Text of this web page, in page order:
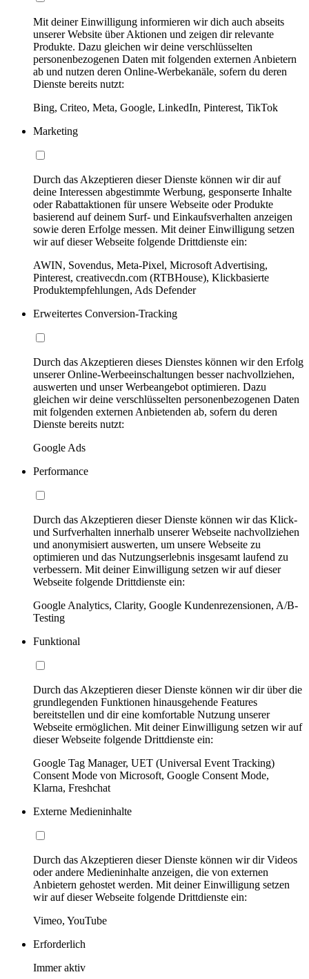
Mit deiner Einwilligung informieren wir dich auch abseits
unserer Website über Aktionen und zeigen dir relevante
Produkte. Dazu gleichen wir deine verschlüsselten
personenbezogenen Daten mit folgenden externen Anbietern
ab und nutzen deren Online-Werbekanäle, sofern du deren
Dienste bereits nutzt:
Bing, Criteo, Meta, Google, LinkedIn, Pinterest, TikTok
Marketing
Durch das Akzeptieren dieser Dienste können wir dir auf
deine Interessen abgestimmte Werbung, gesponserte Inhalte
oder Rabattaktionen für unsere Webseite oder Produkte
basierend auf deinem Surf- und Einkaufsverhalten anzeigen
sowie deren Erfolge messen. Mit deiner Einwilligung setzen
wir auf dieser Webseite folgende Drittdienste ein:
AWIN, Sovendus, Meta-Pixel, Microsoft Advertising,
Pinterest, creativecdn.com (RTBHouse), Klickbasierte
Produktempfehlungen, Ads Defender
Erweitertes Conversion-Tracking
Durch das Akzeptieren dieses Dienstes können wir den Erfolg
unserer Online-Werbeeinschaltungen besser nachvollziehen,
auswerten und unser Werbeangebot optimieren. Dazu
gleichen wir deine verschlüsselten personenbezogenen Daten
mit folgenden externen Anbietenden ab, sofern du deren
Dienste bereits nutzt:
Google Ads
Performance
Durch das Akzeptieren dieser Dienste können wir das Klick-
und Surfverhalten innerhalb unserer Webseite nachvollziehen
und anonymisiert auswerten, um unsere Webseite zu
optimieren und das Nutzungserlebnis insgesamt laufend zu
verbessern. Mit deiner Einwilligung setzen wir auf dieser
Webseite folgende Drittdienste ein:
Google Analytics, Clarity, Google Kundenrezensionen, A/B-
Testing
Funktional
Durch das Akzeptieren dieser Dienste können wir dir über die
grundlegenden Funktionen hinausgehende Features
bereitstellen und dir eine komfortable Nutzung unserer
Webseite ermöglichen. Mit deiner Einwilligung setzen wir auf
dieser Webseite folgende Drittdienste ein:
Google Tag Manager, UET (Universal Event Tracking)
Consent Mode von Microsoft, Google Consent Mode,
Klarna, Freshchat
Externe Medieninhalte
Durch das Akzeptieren dieser Dienste können wir dir Videos
oder andere Medieninhalte anzeigen, die von externen
Anbietern gehostet werden. Mit deiner Einwilligung setzen
wir auf dieser Webseite folgende Drittdienste ein:
Vimeo, YouTube
Erforderlich
Immer aktiv